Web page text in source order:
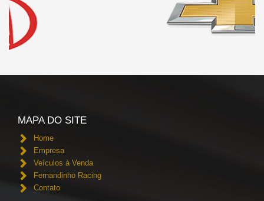
MAPA DO SITE
Home
Empresa
Veículos à Venda
Fernandinho Racing
Contato